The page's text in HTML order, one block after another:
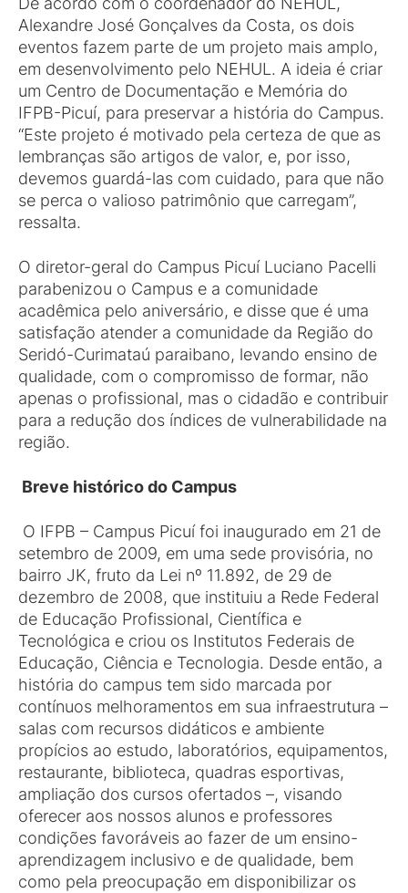
Alexandre José Gonçalves da Costa, os dois
eventos fazem parte de um projeto mais amplo,
em desenvolvimento pelo NEHUL. A ideia é criar
um Centro de Documentação e Memória do
IFPB-Picuí, para preservar a história do Campus.
“Este projeto é motivado pela certeza de que as
lembranças são artigos de valor, e, por isso,
devemos guardá-las com cuidado, para que não
se perca o valioso patrimônio que carregam”,
ressalta.
O diretor-geral do Campus Picuí Luciano Pacelli
parabenizou o Campus e a comunidade
acadêmica pelo aniversário, e disse que é uma
satisfação atender a comunidade da Região do
Seridó-Curimataú paraibano, levando ensino de
qualidade, com o compromisso de formar, não
apenas o profissional, mas o cidadão e contribuir
para a redução dos índices de vulnerabilidade na
região.
Breve histórico do Campus
O IFPB – Campus Picuí foi inaugurado em 21 de
setembro de 2009, em uma sede provisória, no
bairro JK, fruto da Lei nº 11.892, de 29 de
dezembro de 2008, que instituiu a Rede Federal
de Educação Profissional, Científica e
Tecnológica e criou os Institutos Federais de
Educação, Ciência e Tecnologia. Desde então, a
história do campus tem sido marcada por
contínuos melhoramentos em sua infraestrutura –
salas com recursos didáticos e ambiente
propícios ao estudo, laboratórios, equipamentos,
restaurante, biblioteca, quadras esportivas,
ampliação dos cursos ofertados –, visando
oferecer aos nossos alunos e professores
condições favoráveis ao fazer de um ensino-
aprendizagem inclusivo e de qualidade, bem
como pela preocupação em disponibilizar os